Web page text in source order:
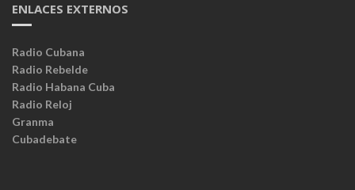
ENLACES EXTERNOS
Radio Cubana
Radio Rebelde
Radio Habana Cuba
Radio Reloj
Granma
Cubadebate